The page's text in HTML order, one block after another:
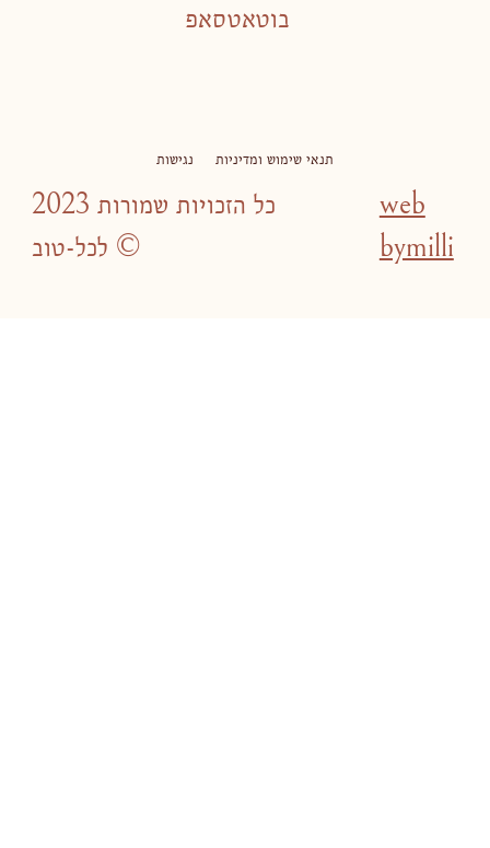
תנאי שימוש ומדיניות נגישות
2023 כל הזכויות שמורות
לכל-טוב ©
בוטאטסאפ
web
bymilli